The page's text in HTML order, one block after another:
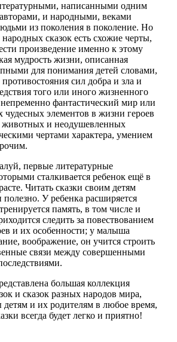
написанными одним
и народными, веками
из поколения в поколение. Но
сказок есть схожие черты,
произведение именно к этому
мудрость жизни, описанная
для понимания детей словами,
сил добра и зла и
того или иного жизненного
фантастический мир или
чудесных элементов в жизни героев
животных и неодушевленных
чертами характера, умением
первые литературные
сталкивается ребенок ещё в
Читать сказки своим детям
полезно. У ребенка расширяется
память, в том числе и
следить за повествованием
и их особенности; у малыша
воображение, он учится строить
связи между совершенными
большая коллекция
и сказок разных народов мира,
детям и их родителям в любое время,
всегда будет легко и приятно!